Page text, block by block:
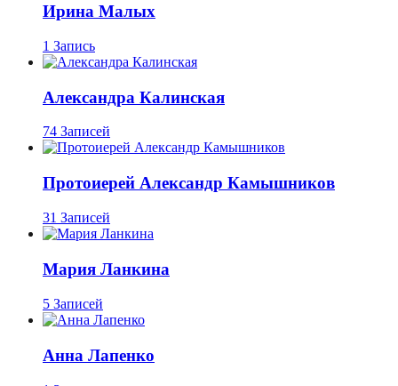
Ирина Малых
1 Запись
Александра Калинская
74 Записей
Протоиерей Александр Камышников
31 Записей
Мария Ланкина
5 Записей
Анна Лапенко